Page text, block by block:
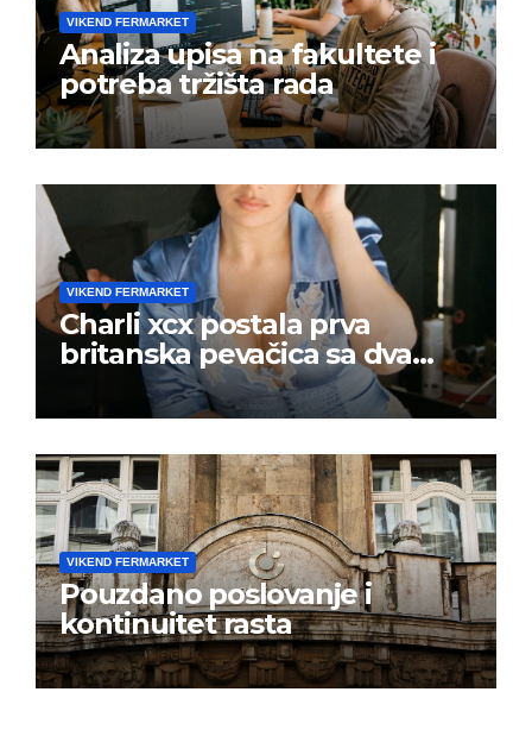
VIKEND FERMARKET
Analiza upisa na fakultete i
potreba tržišta rada
VIKEND FERMARKET
Charli xcx postala prva
britanska pevačica sa dva
albuma na prvom mestu u
istoj kalendarskoj godini
VIKEND FERMARKET
Pouzdano poslovanje i
kontinuitet rasta